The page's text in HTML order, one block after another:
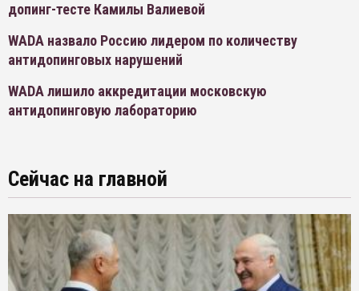
допинг-тесте Камилы Валиевой
WADA назвало Россию лидером по количеству
антидопинговых нарушений
WADA лишило аккредитации московскую
антидопинговую лабораторию
Сейчас на главной